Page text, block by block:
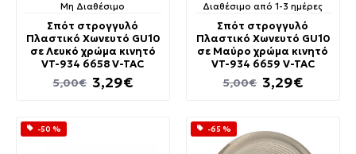
Μη Διαθέσιμο
Σπότ στρογγυλό
Πλαστικό Χωνευτό GU10
σε Λευκό χρώμα κινητό
VT-934 6658 V-TAC
3,29€
5,00€
Διαθέσιμο από 1-3 ημέρες
Σπότ στρογγυλό
Πλαστικό Χωνευτό GU10
σε Μαύρο χρώμα κινητό
VT-934 6659 V-TAC
3,29€
5,00€
-50 % -65 %